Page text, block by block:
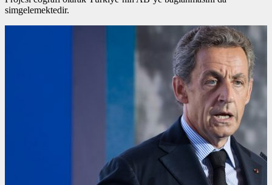
simgelemektedir.